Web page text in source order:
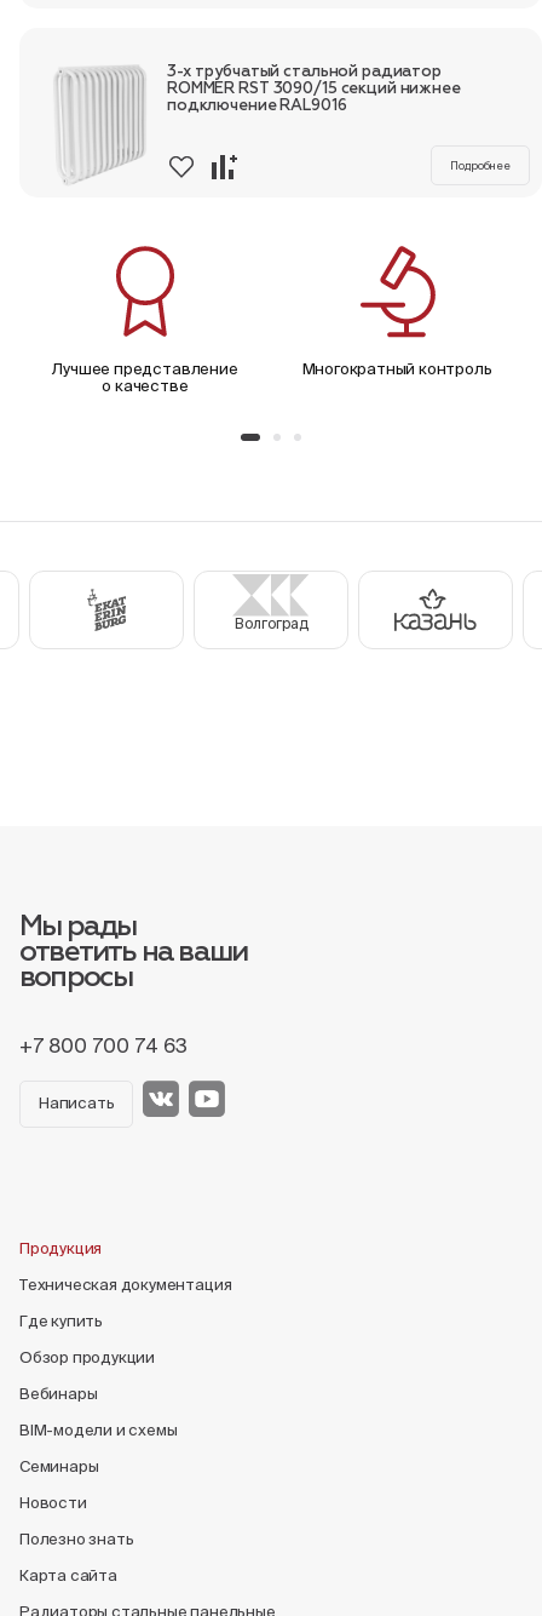
Подробнее
3-х трубчатый стальной радиатор
ROMMER RST 3090/15 секций нижнее
подключение RAL9016
Лучшее представление
о качестве
Многократный контроль
Волгоград
Мы рады
ответить на ваши
вопросы
+7 800 700 74 63
Написать
Продукция
Техническая документация
Где купить
Обзор продукции
Вебинары
BIM-модели и схемы
Семинары
Новости
Полезно знать
Карта сайта
Радиаторы стальные панельные